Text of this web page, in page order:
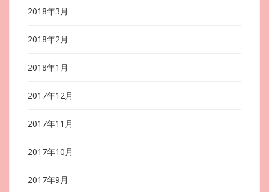
2018年3月
2018年2月
2018年1月
2017年12月
2017年11月
2017年10月
2017年9月